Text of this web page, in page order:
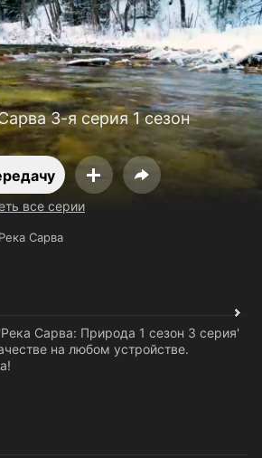
3-я серия 1 сезон
все серии
Река Сарва
Сарва: Природа 1 сезон 3 серия'
на любом устройстве.
соглашение
Для партнёров
Ввести промокод
каналы Контакты